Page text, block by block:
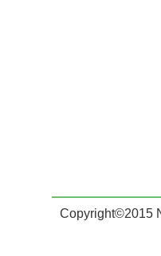
Copyright©2015